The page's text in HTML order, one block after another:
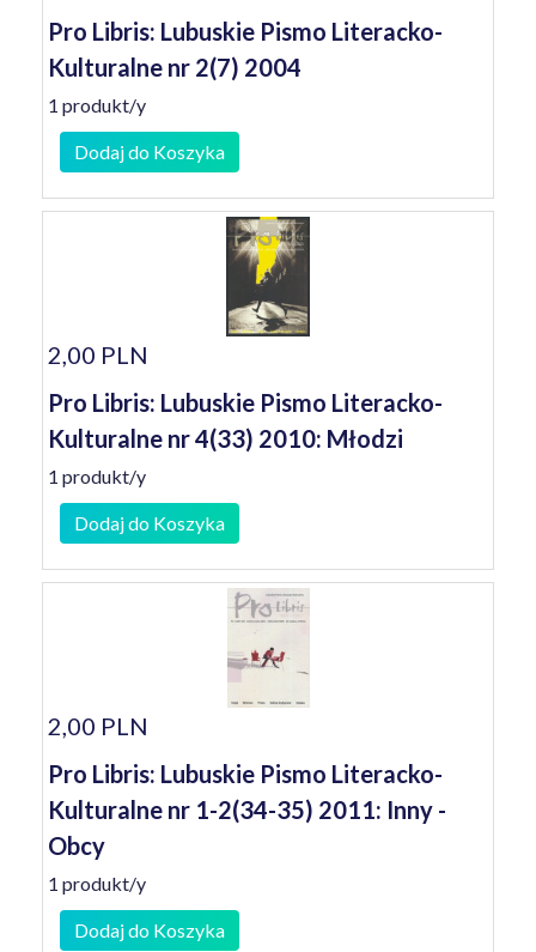
Pro Libris: Lubuskie Pismo Literacko-
Kulturalne nr 2(7) 2004
1 produkt/y
Dodaj do Koszyka
2,00 PLN
Pro Libris: Lubuskie Pismo Literacko-
Kulturalne nr 4(33) 2010: Młodzi
1 produkt/y
Dodaj do Koszyka
2,00 PLN
Pro Libris: Lubuskie Pismo Literacko-
Kulturalne nr 1-2(34-35) 2011: Inny -
Obcy
1 produkt/y
Dodaj do Koszyka